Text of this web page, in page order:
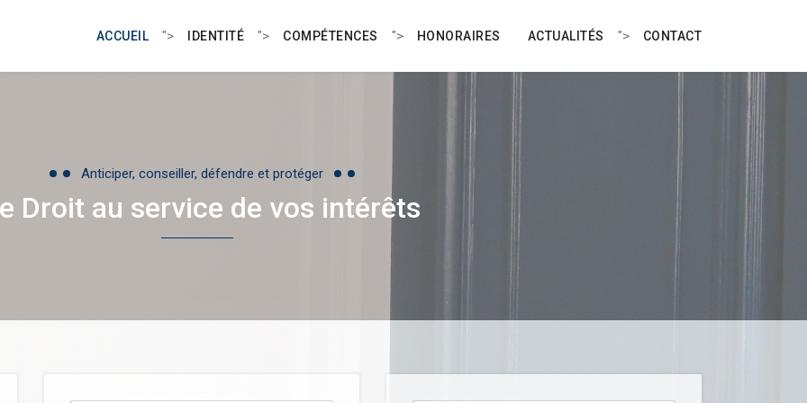
ACCUEIL "> IDENTITÉ "> COMPÉTENCES "> HONORAIRES ACTUALITÉS "> CONTACT
Anticiper, conseiller, défendre et protéger
Droit au service de vos intérêts